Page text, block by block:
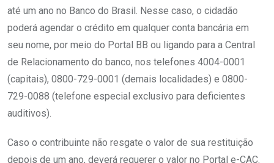
até um ano no Banco do Brasil. Nesse caso, o cidadão
poderá agendar o crédito em qualquer conta bancária em
seu nome, por meio do Portal BB ou ligando para a Central
de Relacionamento do banco, nos telefones 4004-0001
(capitais), 0800-729-0001 (demais localidades) e 0800-
729-0088 (telefone especial exclusivo para deficientes
auditivos).
Caso o contribuinte não resgate o valor de sua restituição
depois de um ano, deverá requerer o valor no Portal e-CAC.